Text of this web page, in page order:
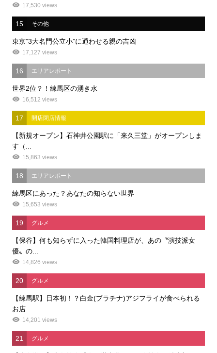
17,530 views
15 その他
東京”3大名門公立小”に通わせる親の吉凶
17,127 views
16 エリアレポート
世界2位？！練馬区の湧き水
16,512 views
17 開店閉店情報
【新規オープン】石神井公園駅に「来久三堂」がオープンしま
す（...
15,863 views
18 エリアレポート
練馬区にあった？あなたの知らない世界
15,653 views
19 グルメ
【保谷】何も知らずに入った韓国料理店が、あの〝演技派女
優〟の...
14,826 views
20 グルメ
【練馬駅】日本初！？白金(プラチナ)アジフライが食べられる
お店...
14,201 views
21 グルメ